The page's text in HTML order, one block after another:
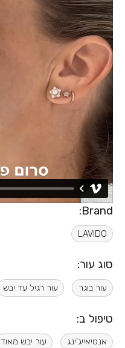
Brand:
LAVIDO
סוג עור:
עור בוגר עור רגיל עד יבש
טיפול ב:
אנטיאייג'ינג עור יבש מאוד